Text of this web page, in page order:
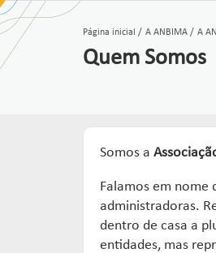
Página inicial A ANBIMA A
Quem Somos
Somos a
Falamos em
administradoras.
dentro de casa a
entidades, mas